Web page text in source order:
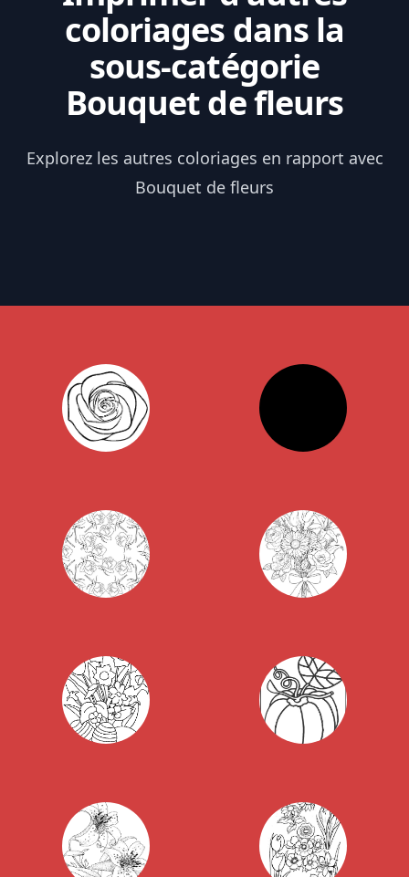
coloriages dans la
sous-catégorie
Bouquet de fleurs
Explorez les autres coloriages en rapport avec
Bouquet de fleurs